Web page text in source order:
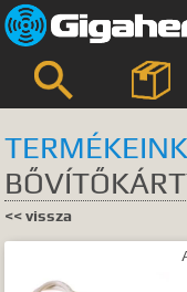
KERESÉS HELYE
TERMÉKEINK
<< vissza